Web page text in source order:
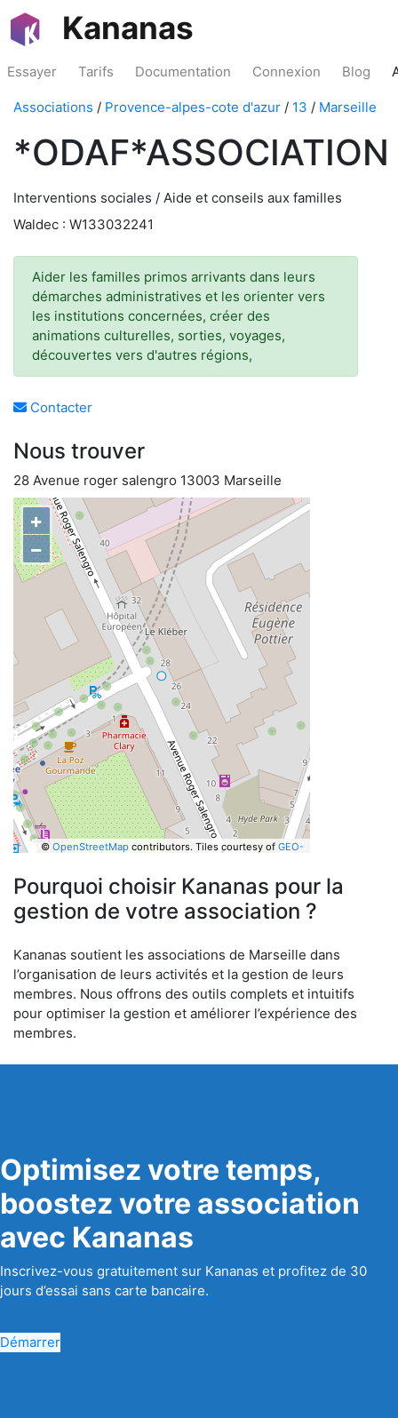
Kananas
Essayer Tarifs Documentation Connexion Blog
Associations / Provence-alpes-cote d'azur / 13 / Marseille
*ODAF*ASSOCIATION
Interventions sociales / Aide et conseils aux familles
Waldec : W133032241
Aider les familles primos arrivants dans leurs
démarches administratives et les orienter vers
les institutions concernées, créer des
animations culturelles, sorties, voyages,
découvertes vers d'autres régions,
Contacter
Nous trouver
28 Avenue roger salengro 13003 Marseille
+
−
© OpenStreetMapcontributors. Tiles courtesy of GEO-
Pourquoi choisir Kananas pour la
gestion de votre association ?
Kananas soutient les associations de Marseille dans
l’organisation de leurs activités et la gestion de leurs
membres. Nous offrons des outils complets et intuitifs
pour optimiser la gestion et améliorer l’expérience des
membres.
Optimisez votre temps,
boostez votre association
avec Kananas
Inscrivez-vous gratuitement sur Kananas et profitez de 30
jours d’essai sans carte bancaire.
Démarrer